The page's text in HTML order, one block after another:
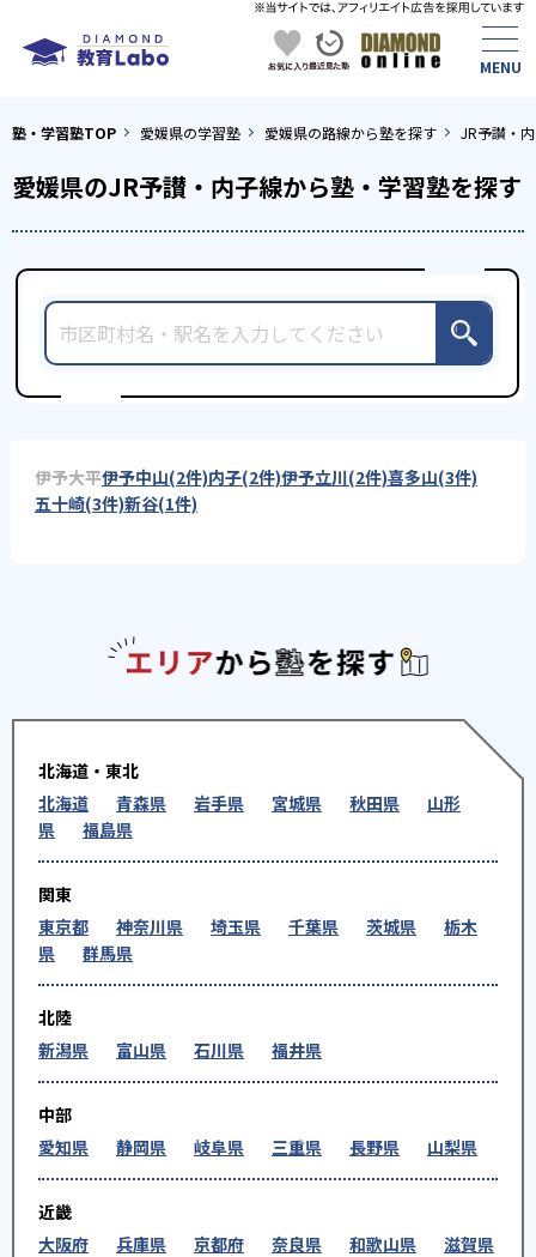
塾・学習塾TOP 愛媛県の学習塾 愛媛県の路線から塾を探す JR予讃・
愛媛県のJR予讃・内子線から塾・学習塾を探す
伊予大平伊予中山(2件)内子(2件)伊予立川(2件)喜多山(3件)
五十崎(3件)新谷(1件)
北海道・東北
北海道
青森県 岩手県 宮城県 秋田県
山形
県
福島県
関東
東京都
神奈川県 埼玉県 千葉県 茨城県
栃木
県
群馬県
北陸
新潟県
富山県 石川県 福井県
中部
愛知県
静岡県 岐阜県 三重県 長野県 山梨県
近畿
大阪府
兵庫県 京都府 奈良県 和歌山県 滋賀県